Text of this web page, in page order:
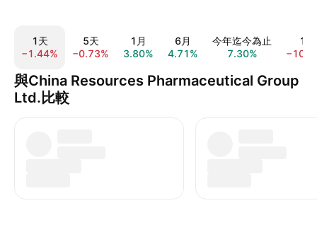
1天
−1.44%
5天
−0.73%
1月
3.80%
6月
4.71%
今年迄今為止
7.30%
1年
與China Resources Pharmaceutical Group
Ltd.比較